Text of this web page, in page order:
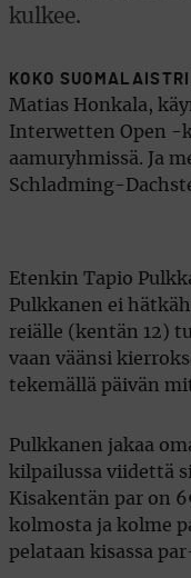
kulkee.
KOKO
Matias Honkala,
Interwetten Open -
aamuryhmissä. Ja
Schladming-
Etenkin Tapio
Pulkkanen ei
reiälle (kentän 12)
vaan väänsi
tekemällä päivän
Pulkkanen jakaa
kilpailussa viidettä
Kisakentän par on
kolmosta ja kolme
pelataan kisassa